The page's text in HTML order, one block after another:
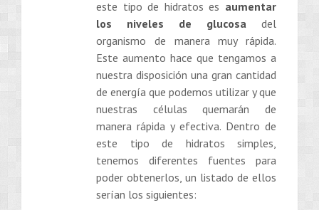
este tipo de hidratos es aumentar
los niveles de glucosa del
organismo de manera muy rápida.
Este aumento hace que tengamos a
nuestra disposición una gran cantidad
de energía que podemos utilizar y que
nuestras células quemarán de
manera rápida y efectiva. Dentro de
este tipo de hidratos simples,
tenemos diferentes fuentes para
poder obtenerlos, un listado de ellos
serían los siguientes: